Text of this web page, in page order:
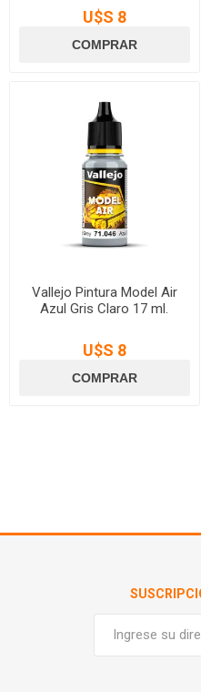
U$S 8
Vallejo Pintura Model Air
Azul Gris Claro 17 ml.
U$S 8